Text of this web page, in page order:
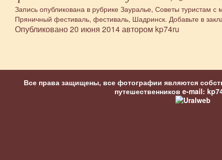
Запись опубликована в рубрике Зауралье, Советы туристам с
Пряничный фестиваль, фестиваль, Шадринск. Добавьте в
Опубликовано20 июня 2014 автором kp74ru
Все права защищены, все фотографии являются
путешественников e-mail: